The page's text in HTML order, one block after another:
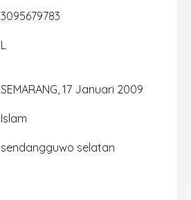
3095679783
L
SEMARANG, 17 Januari 2009
Islam
sendangguwo selatan